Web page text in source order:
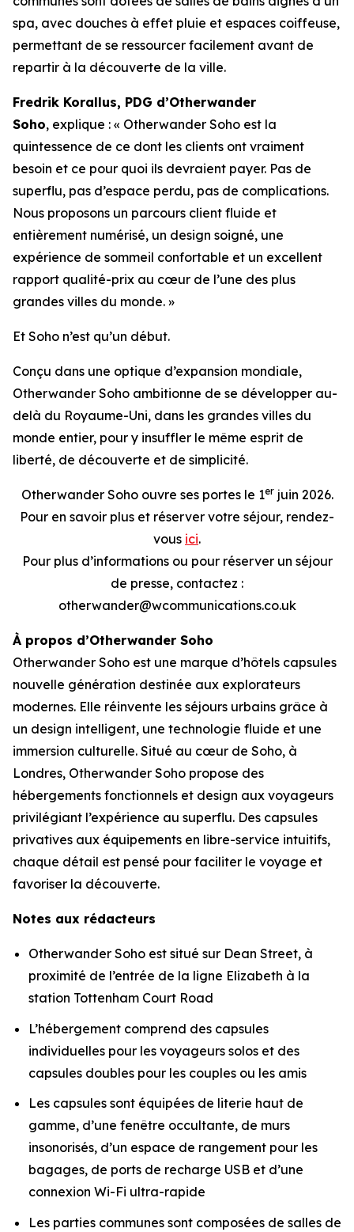
spa, avec douches à effet pluie et espaces coiffeuse,
permettant de se ressourcer facilement avant de
repartir à la découverte de la ville.
Fredrik Korallus, PDG d’Otherwander
Soho, explique : « Otherwander Soho est la
quintessence de ce dont les clients ont vraiment
besoin et ce pour quoi ils devraient payer. Pas de
superflu, pas d’espace perdu, pas de complications.
Nous proposons un parcours client fluide et
entièrement numérisé, un design soigné, une
expérience de sommeil confortable et un excellent
rapport qualité-prix au cœur de l’une des plus
grandes villes du monde. »
Et Soho n’est qu’un début.
Conçu dans une optique d’expansion mondiale,
Otherwander Soho ambitionne de se développer au-
delà du Royaume-Uni, dans les grandes villes du
monde entier, pour y insuffler le même esprit de
liberté, de découverte et de simplicité.
Otherwander Soho ouvre ses portes le 1erjuin 2026.
Pour en savoir plus et réserver votre séjour, rendez-
vous ici.
Pour plus d’informations ou pour réserver un séjour
de presse, contactez :
otherwander@wcommunications.co.uk
À propos d’Otherwander Soho
Otherwander Soho est une marque d’hôtels capsules
nouvelle génération destinée aux explorateurs
modernes. Elle réinvente les séjours urbains grâce à
un design intelligent, une technologie fluide et une
immersion culturelle. Situé au cœur de Soho, à
Londres, Otherwander Soho propose des
hébergements fonctionnels et design aux voyageurs
privilégiant l’expérience au superflu. Des capsules
privatives aux équipements en libre-service intuitifs,
chaque détail est pensé pour faciliter le voyage et
favoriser la découverte.
Notes aux rédacteurs
Otherwander Soho est situé sur Dean Street, à
proximité de l’entrée de la ligne Elizabeth à la
station Tottenham Court Road
L’hébergement comprend des capsules
individuelles pour les voyageurs solos et des
capsules doubles pour les couples ou les amis
Les capsules sont équipées de literie haut de
gamme, d’une fenêtre occultante, de murs
insonorisés, d’un espace de rangement pour les
bagages, de ports de recharge USB et d’une
connexion Wi-Fi ultra-rapide
Les parties communes sont composées de salles de